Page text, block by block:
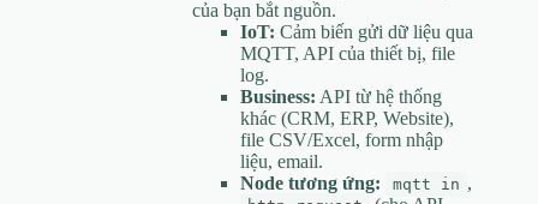
của bạn bắt nguồn.
IoT: Cảm biến gửi dữ liệu qua
MQTT, API của thiết bị, file
log.
Business: API từ hệ thống
khác (CRM, ERP, Website),
file CSV/Excel, form nhập
liệu, email.
Node tương ứng:
mqtt in ,